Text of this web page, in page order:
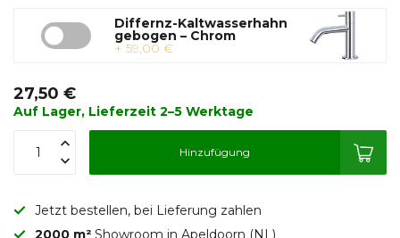
Differnz-Kaltwasserhahn
gebogen – Chrom
+ 59,00 €
27,50 €
Auf Lager, Lieferzeit 2–5 Werktage
Hinzufügung
Jetzt bestellen, bei Lieferung zahlen
2000 m² Showroom in Apeldoorn (NL)